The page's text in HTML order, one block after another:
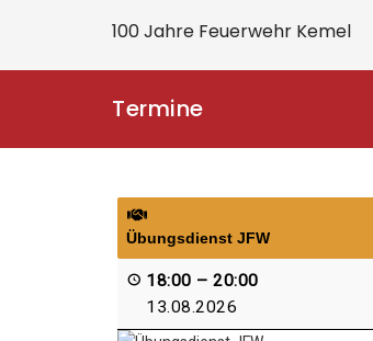
100 Jahre Feuerwehr Kemel
Termine
Übungs­dienst JFW
18:00 – 20:00
13.08.2026